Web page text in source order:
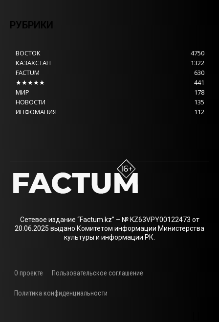
РУБРИКИ
ВОСТОК
4750
КАЗАХСТАН
1322
FACTUM
630
★★★★★
441
МИР
178
НОВОСТИ
135
ИНФОМАНИЯ
112
Сетевое издание “Factum.kz” – № KZ63VPY00122473 от
20.06.2025 выдано Комитетом информации Министерства
культуры и информации РК.
О проекте Пользовательское соглашение
Политика конфиденциальности